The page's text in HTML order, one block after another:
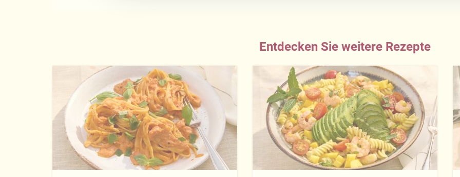
Entdecken Sie weitere Rezepte